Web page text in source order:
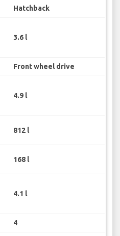
Hatchback
3.6 l
Front wheel drive
4.9 l
812 l
168 l
4.1 l
4